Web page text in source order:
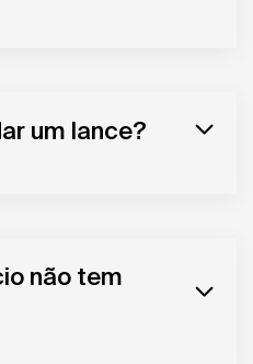
um lance?
não tem